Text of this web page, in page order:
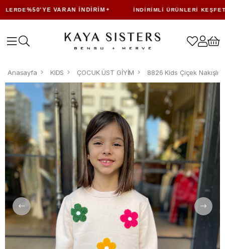
%50'YE VARAN İNDIRIM İNDIRIMLI ÜRÜNLERI KEŞFET
Anasayfa KIDS ÇOCUK ÜST GİYİM 8826 Kids Çiçek Nakışlı